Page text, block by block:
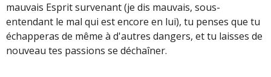
mauvais Esprit survenant (je dis mauvais, sous-
entendant le mal qui est encore en lui), tu penses que tu
échapperas de même à d'autres dangers, et tu laisses de
nouveau tes passions se déchaîner.